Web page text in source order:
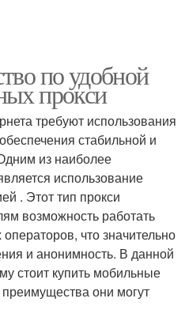
по удобной
прокси
требуют использования
стабильной и
из наиболее
использование
. Этот тип прокси
возможность работать
что значительно
и анонимность. В данной
стоит купить мобильные
они могут